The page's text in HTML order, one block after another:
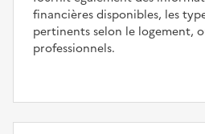
financières disponibles, les
pertinents selon le logement,
professionnels.